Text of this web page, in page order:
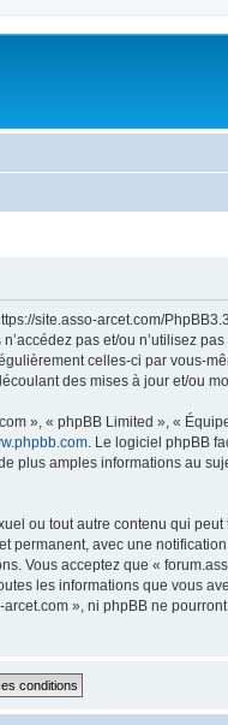
site.asso-arcet.com/
pas et/ou n’utilisez
celles-ci par vous-
des mises à jour et/ou
», « phpBB Limited », «
. Le logiciel phpBB
plus amples informations au
ou tout autre contenu qui
avec une
Vous acceptez que «
les informations que vous
», ni phpBB ne